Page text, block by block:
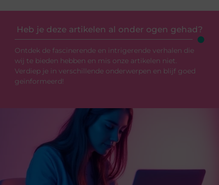
Heb je deze artikelen al onder ogen gehad?
Ontdek de fascinerende en intrigerende verhalen die
wij te bieden hebben en mis onze artikelen niet.
Verdiep je in verschillende onderwerpen en blijf goed
geïnformeerd!